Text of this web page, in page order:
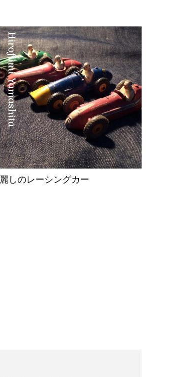
Hirofumi Yamashita
麗しのレーシングカー